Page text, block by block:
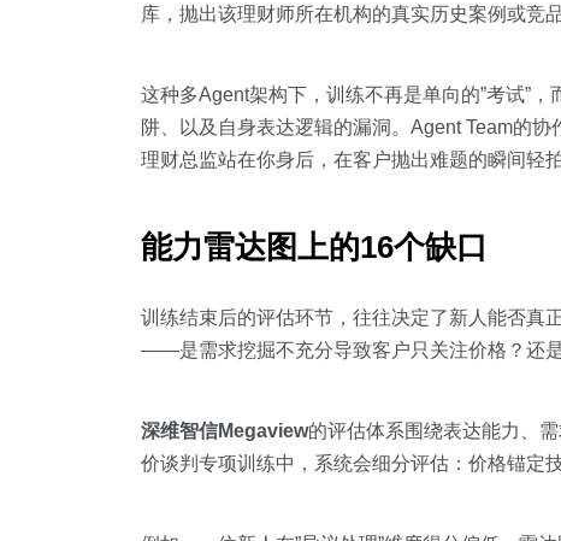
库，抛出该理财师所在机构的真实历史案例或竞
这种多Agent架构下，训练不再是单向的”考试”
阱、以及自身表达逻辑的漏洞。Agent Team的
理财总监站在你身后，在客户抛出难题的瞬间轻
能力雷达图上的16个缺口
训练结束后的评估环节，往往决定了新人能否真
——是需求挖掘不充分导致客户只关注价格？还
深维智信Megaview的评估体系围绕表达能力、
价谈判专项训练中，系统会细分评估：价格锚定